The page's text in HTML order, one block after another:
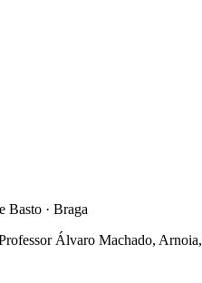
Basto · Braga
Álvaro Machado,